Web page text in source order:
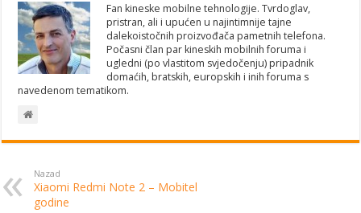
Fan kineske mobilne tehnologije. Tvrdoglav,
pristran, ali i upućen u najintimnije tajne
dalekoistočnih proizvođača pametnih telefona.
Počasni član par kineskih mobilnih foruma i
ugledni (po vlastitom svjedočenju) pripadnik
domaćih, bratskih, europskih i inih foruma s
navedenom tematikom.
Nazad
Xiaomi Redmi Note 2 – Mobitel
godine